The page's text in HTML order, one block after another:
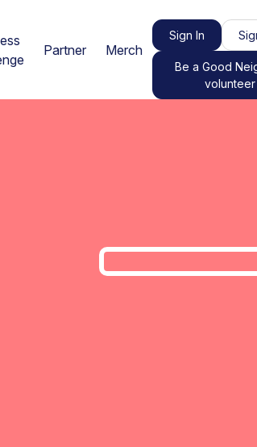
Partner Merch
Sign In
Be a Good
volunteer